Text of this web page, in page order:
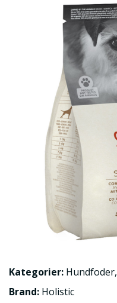
Kategorier: Hundfoder,
Brand: Holistic